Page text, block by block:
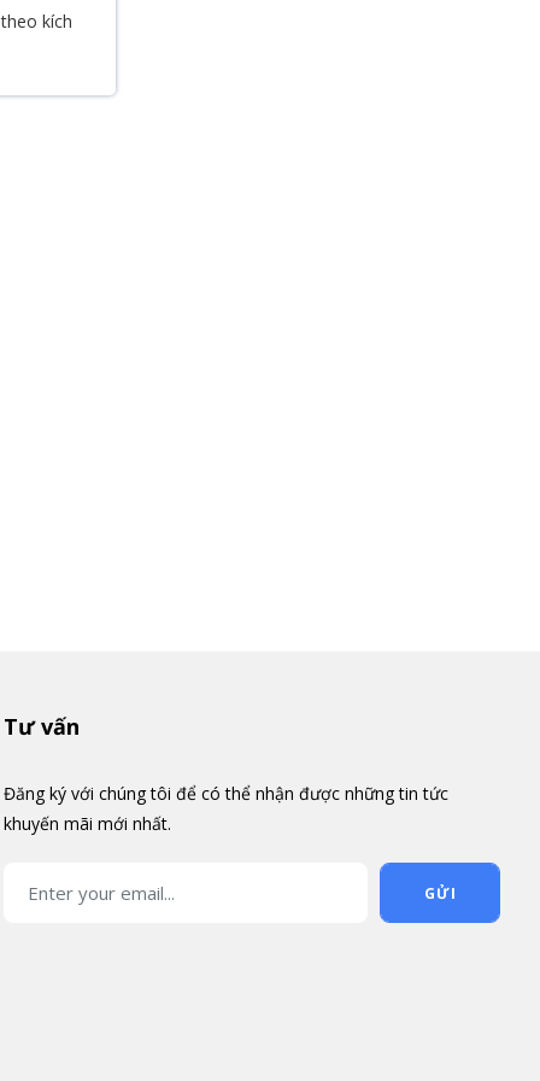
kích
Tư vấn
Đăng ký với chúng tôi để có thể nhận được những tin tức
khuyến mãi mới nhất.
GỬI